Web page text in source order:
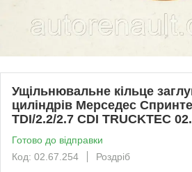
Ущільнювальне кільце
циліндрів Мерседес
TDI/2.2/2.7 CDI TRUCKTEC
Готово до відправки
Код: 02.67.254
Роздріб